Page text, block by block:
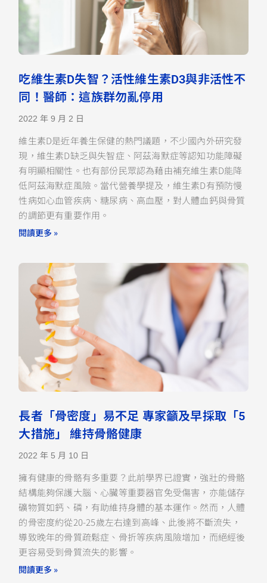
吃維生素D失智？活性維生素D3與非活性不
同！醫師：這族群勿亂停用
2022 年 9 月 2 日
維生素D是近年養生保健的熱門議題，不少國內外研究發
現，維生素D缺乏與失智症、阿茲海默症等認知功能障礙
有明顯相關性。也有部份民眾認為藉由補充維生素D能降
低阿茲海默症風險。當代營養學提及，維生素D有預防慢
性病如心血管疾病、糖尿病、高血壓，對人體血鈣與骨質
的調節更有重要作用。
閱讀更多 »
長者「骨密度」易不足 專家籲及早採取「5
大措施」 維持骨骼健康
2022 年 5 月 10 日
擁有健康的骨骼有多重要？此前學界已證實，強壯的骨骼
結構能夠保護大腦、心臟等重要器官免受傷害，亦能儲存
礦物質如鈣、磷，有助維持身體的基本運作。然而，人體
的骨密度約從20-25歲左右達到高峰、此後將不斷流失，
導致晚年的骨質疏鬆症、骨折等疾病風險增加，而絕經後
更容易受到骨質流失的影響。
閱讀更多 »